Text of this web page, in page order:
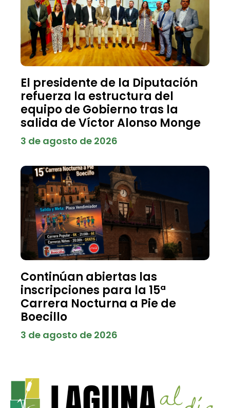
El presidente de la Diputación
refuerza la estructura del
equipo de Gobierno tras la
salida de Víctor Alonso Monge
3 de agosto de 2026
Continúan abiertas las
inscripciones para la 15ª
Carrera Nocturna a Pie de
Boecillo
3 de agosto de 2026